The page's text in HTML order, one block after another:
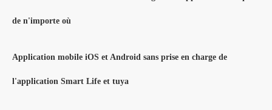
de n'importe où
Application mobile iOS et Android sans prise en charge de
l'application Smart Life et tuya